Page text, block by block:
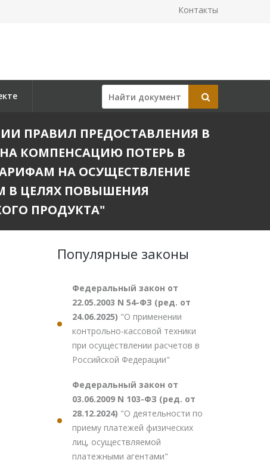
Контакты
ПРАВИЛ ПРЕДОСТАВЛЕНИЯ В
КОМПЕНСАЦИЮ ПОТЕРЬ В
НА ОСУЩЕСТВЛЕНИЕ
В ЦЕЛЯХ ПОВЫШЕНИЯ
ПРОДУКТА"
Популярные законы
Федеральный закон от
22.05.2003 N 54-ФЗ (ред. от
24.06.2025) "О применении
контрольно-кассовой техники
при осуществлении расчетов в
Российской Федерации"
Федеральный закон от
03.06.2009 N 103-ФЗ (ред. от
28.12.2024) "О деятельности по
приему платежей физических
лиц, осуществляемой
платежными агентами"